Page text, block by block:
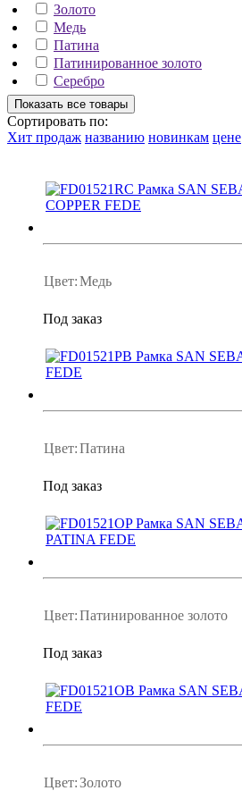
Золото
Медь
Патина
Патинированное золото
Серебро
Сортировать по:
Хит продаж названию новинкам цене
Цвет:Медь
Под заказ
Цвет:Патина
Под заказ
Цвет:Патинированное золото
Под заказ
Цвет:Золото